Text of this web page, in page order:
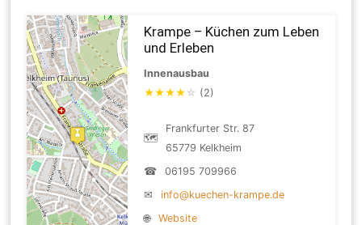
Krampe – Küchen zum Leben
und Erleben
Innenausbau
★★★★ ☆ (2)
🗺
Frankfurter Str. 87
65779 Kelkheim
☎
06195 709966
✉
info@kuechen-krampe.de
🌐
Website